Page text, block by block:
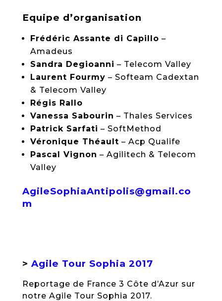
Equipe d’organisation
Frédéric Assante di Capillo –
Amadeus
Sandra Degioanni – Telecom Valley
Laurent Fourmy – Softeam Cadextan
& Telecom Valley
Régis Rallo
Vanessa Sabourin – Thales Services
Patrick Sarfati – SoftMethod
Véronique Théault – Acp Qualife
Pascal Vignon – Agilitech & Telecom
Valley
AgileSophiaAntipolis@gmail.co
m
> Agile Tour Sophia 2017
Reportage de France 3 Côte d’Azur sur
notre Agile Tour Sophia 2017.